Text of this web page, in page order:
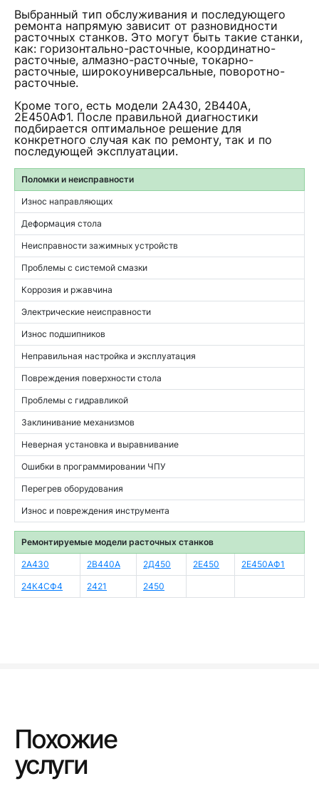
Выбранный тип обслуживания и последующего
ремонта напрямую зависит от разновидности
расточных станков. Это могут быть такие станки,
как: горизонтально-расточные, координатно-
расточные, алмазно-расточные, токарно-
расточные, широкоуниверсальные, поворотно-
расточные.
Кроме того, есть модели 2А430, 2В440А,
2Е450АФ1. После правильной диагностики
подбирается оптимальное решение для
конкретного случая как по ремонту, так и по
последующей эксплуатации.
Поломки и неисправности
Износ направляющих
Деформация стола
Неисправности зажимных устройств
Проблемы с системой смазки
Коррозия и ржавчина
Электрические неисправности
Износ подшипников
Неправильная настройка и эксплуатация
Повреждения поверхности стола
Проблемы с гидравликой
Заклинивание механизмов
Неверная установка и выравнивание
Ошибки в программировании ЧПУ
Перегрев оборудования
Износ и повреждения инструмента
Ремонтируемые модели расточных станков
2А430 2В440А 2Д450 2Е450 2Е450АФ1
24К4СФ4 2421 2450
Похожие
услуги